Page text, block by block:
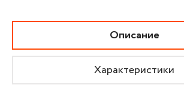
Описание
Характеристики